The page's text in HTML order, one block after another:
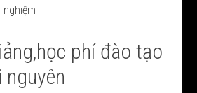
phí đào tạo